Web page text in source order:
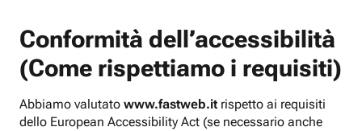
Conformità dell’accessibilità
(Come rispettiamo i requisiti)
Abbiamo valutato www.fastweb.it rispetto ai requisiti
dello European Accessibility Act (se necessario anche